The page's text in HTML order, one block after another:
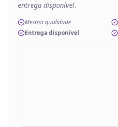
entrega disponível.
Mesma qualidade
Entrega disponível